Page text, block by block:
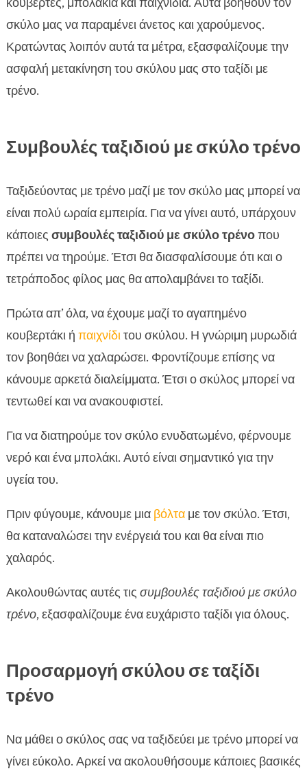
σκύλο μας να παραμένει άνετος και χαρούμενος.
Κρατώντας λοιπόν αυτά τα μέτρα, εξασφαλίζουμε την
ασφαλή μετακίνηση του σκύλου μας στο ταξίδι με
τρένο.
Συμβουλές ταξιδιού με σκύλο τρένο
Ταξιδεύοντας με τρένο μαζί με τον σκύλο μας μπορεί να
είναι πολύ ωραία εμπειρία. Για να γίνει αυτό, υπάρχουν
κάποιες συμβουλές ταξιδιού με σκύλο τρένοπου
πρέπει να τηρούμε. Έτσι θα διασφαλίσουμε ότι και ο
τετράποδος φίλος μας θα απολαμβάνει το ταξίδι.
Πρώτα απ’ όλα, να έχουμε μαζί το αγαπημένο
κουβερτάκι ή παιχνίδιτου σκύλου. Η γνώριμη μυρωδιά
τον βοηθάει να χαλαρώσει. Φροντίζουμε επίσης να
κάνουμε αρκετά διαλείμματα. Έτσι ο σκύλος μπορεί να
τεντωθεί και να ανακουφιστεί.
Για να διατηρούμε τον σκύλο ενυδατωμένο, φέρνουμε
νερό και ένα μπολάκι. Αυτό είναι σημαντικό για την
υγεία του.
Πριν φύγουμε, κάνουμε μια βόλταμε τον σκύλο. Έτσι,
θα καταναλώσει την ενέργειά του και θα είναι πιο
χαλαρός.
Ακολουθώντας αυτές τις συμβουλές ταξιδιού με σκύλο
τρένο, εξασφαλίζουμε ένα ευχάριστο ταξίδι για όλους.
Προσαρμογή σκύλου σε ταξίδι
τρένο
Να μάθει ο σκύλος σας να ταξιδεύει με τρένο μπορεί να
γίνει εύκολο. Αρκεί να ακολουθήσουμε κάποιες βασικές